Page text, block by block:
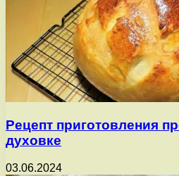
Рецепт приготовления
духовке
03.06.2024